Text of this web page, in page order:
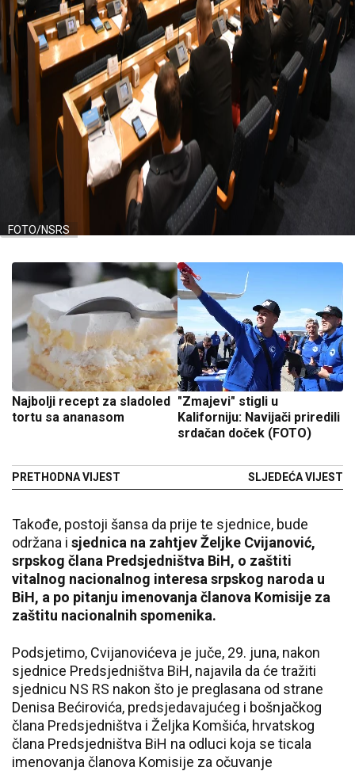
FOTO/NSRS
Najbolji recept za sladoled
tortu sa ananasom
PRETHODNA VIJEST
"Zmajevi" stigli u
Kaliforniju: Navijači priredili
srdačan doček (FOTO)
SLJEDEĆA VIJEST
Takođe, postoji šansa da prije te sjednice, bude
održana i sjednica na zahtjev Željke Cvijanović,
srpskog člana Predsjedništva BiH, o zaštiti
vitalnog nacionalnog interesa srpskog naroda u
BiH, a po pitanju imenovanja članova Komisije za
zaštitu nacionalnih spomenika.
Podsjetimo, Cvijanovićeva je juče, 29. juna, nakon
sjednice Predsjedništva BiH, najavila da će tražiti
sjednicu NS RS nakon što je preglasana od strane
Denisa Bećirovića, predsjedavajućeg i bošnjačkog
člana Predsjedništva i Željka Komšića, hrvatskog
člana Predsjedništva BiH na odluci koja se ticala
imenovanja članova Komisije za očuvanje